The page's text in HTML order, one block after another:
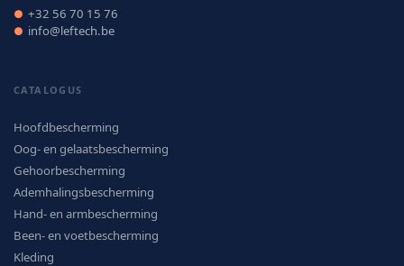
● +32 56 70 15 76
● info@leftech.be
CATALOGUS
Hoofdbescherming
Oog- en gelaatsbescherming
Gehoorbescherming
Ademhalingsbescherming
Hand- en armbescherming
Been- en voetbescherming
Kleding